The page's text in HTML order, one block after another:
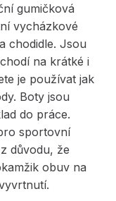
gumičková
vycházkové
chodidle. Jsou
na krátké i
je používat jak
Boty jsou
do práce.
sportovní
důvodu, že
obuv na